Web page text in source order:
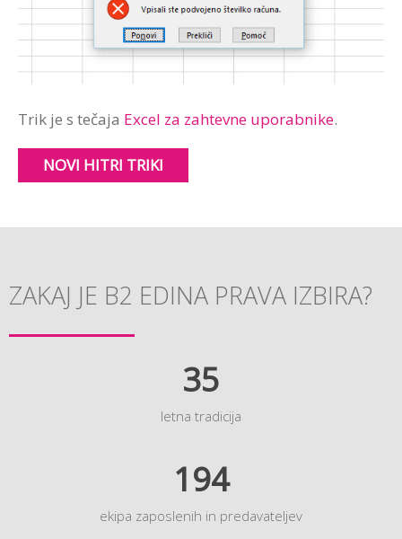
Trik je s tečaja Excel za zahtevne uporabnike.
NOVI HITRI TRIKI
ZAKAJ JE B2 EDINA PRAVA IZBIRA?
35
letna tradicija
194
ekipa zaposlenih in predavateljev